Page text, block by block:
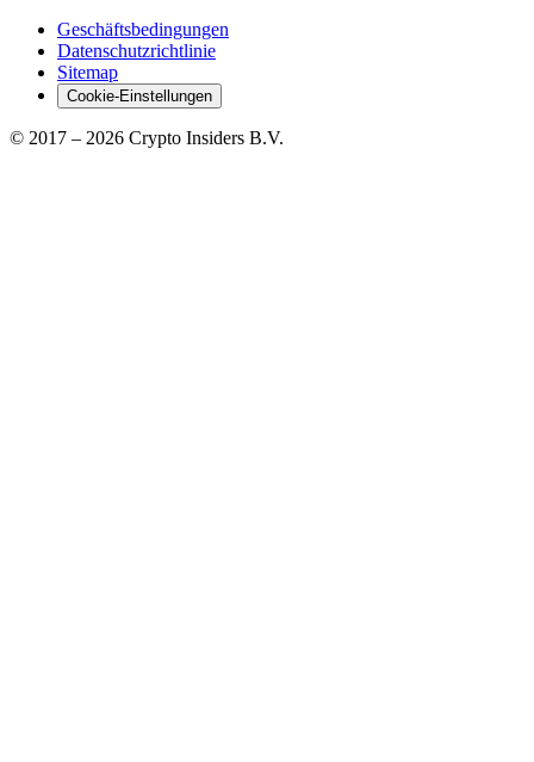
Geschäftsbedingungen
Datenschutzrichtlinie
Sitemap
Cookie-Einstellungen
© 2017 – 2026 Crypto Insiders B.V.